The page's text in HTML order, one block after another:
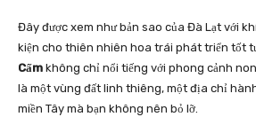
Đây được xem như bản sao của Đà Lạt với
kiện cho thiên nhiên hoa trái phát triển tốt
Cấm không chỉ nổi tiếng với phong cảnh
là một vùng đất linh thiêng, một địa chỉ
miền Tây mà bạn không nên bỏ lỡ.